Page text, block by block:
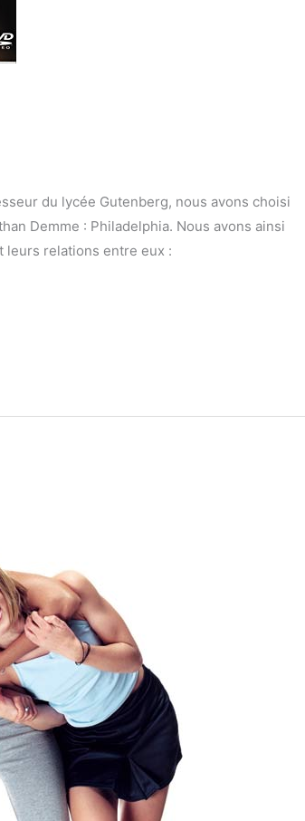
du lycée Gutenberg, nous avons choisi
Demme : Philadelphia. Nous avons ainsi
leurs relations entre eux :